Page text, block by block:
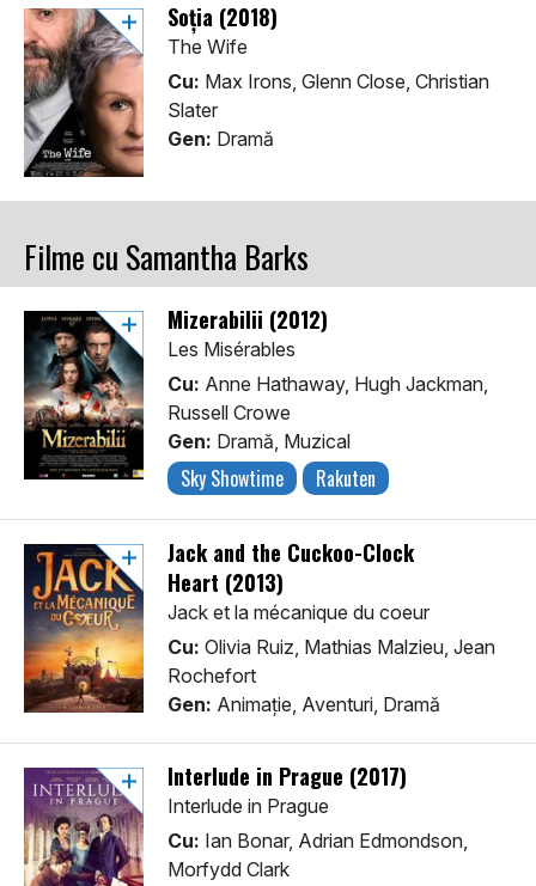
Soția (2018)
The Wife
Cu: Max Irons, Glenn Close, Christian
Slater
Gen: Dramă
Filme cu Samantha Barks
Mizerabilii (2012)
Les Misérables
Cu: Anne Hathaway, Hugh Jackman,
Russell Crowe
Gen: Dramă, Muzical
Sky Showtime Rakuten
Jack and the Cuckoo-Clock
Heart (2013)
Jack et la mécanique du coeur
Cu: Olivia Ruiz, Mathias Malzieu, Jean
Rochefort
Gen: Animaţie, Aventuri, Dramă
Interlude in Prague (2017)
Interlude in Prague
Cu: Ian Bonar, Adrian Edmondson,
Morfydd Clark